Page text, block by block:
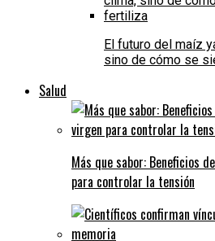
El futuro del maíz
sino de cómo se
Salud
Más que sabor: Beneficios
para controlar la tensión